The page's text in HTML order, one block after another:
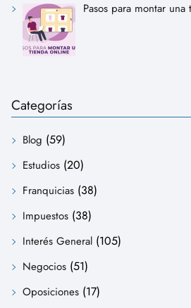
Pasos para montar
Categorías
Blog (59)
Estudios (20)
Franquicias (38)
Impuestos (38)
Interés General (105)
Negocios (51)
Oposiciones (17)